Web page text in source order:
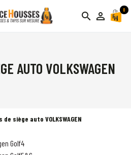
search person_outline
0
AUTO VOLKSWAGEN
de siège auto VOLKSWAGEN
Golf4